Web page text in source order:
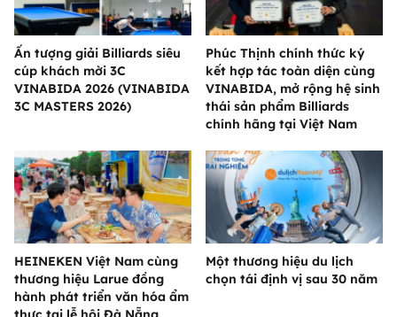
Ấn tượng giải Billiards siêu
cúp khách mời 3C
VINABIDA 2026 (VINABIDA
3C MASTERS 2026)
Phúc Thịnh chính thức ký
kết hợp tác toàn diện cùng
VINABIDA, mở rộng hệ sinh
thái sản phẩm Billiards
chính hãng tại Việt Nam
HEINEKEN Việt Nam cùng
thương hiệu Larue đồng
hành phát triển văn hóa ẩm
Một thương hiệu du lịch
chọn tái định vị sau 30 năm